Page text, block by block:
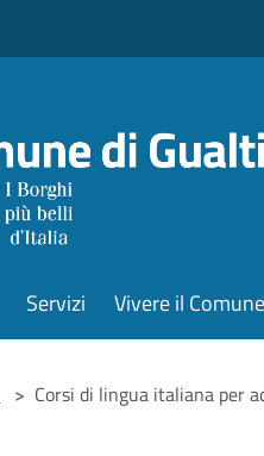
Servizi Vivere il Comune
> Corsi di lingua italiana per